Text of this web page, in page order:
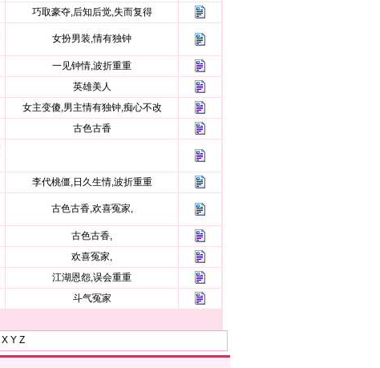
巧取豪夺,后知后觉,失而复得
女扮男装,情有独钟
一见钟情,波折重重
英雄美人
女主变傻,男主情有独钟,痴心不改
古色古香
李代桃僵,日久生情,波折重重
古色古香,欢喜冤家,
古色古香,
欢喜冤家,
江湖恩怨,误会重重
斗气冤家
X Y Z